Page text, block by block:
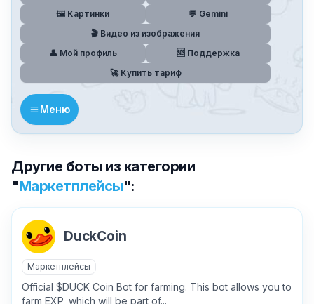
Текст обращения (необязательно)
Хочу получить ответ на email
🖼️ Картинки
💬 Gemini
🎬 Видео из изображения
👤 Мой профиль
🆘 Поддержка
🚀 Купить тариф
Меню
Другие боты из категории
"Маркетплейсы":
DuckCoin
Маркетплейсы
Official $DUCK Coin Bot for farming. This bot allows you to
farm EXP, which will be part of...